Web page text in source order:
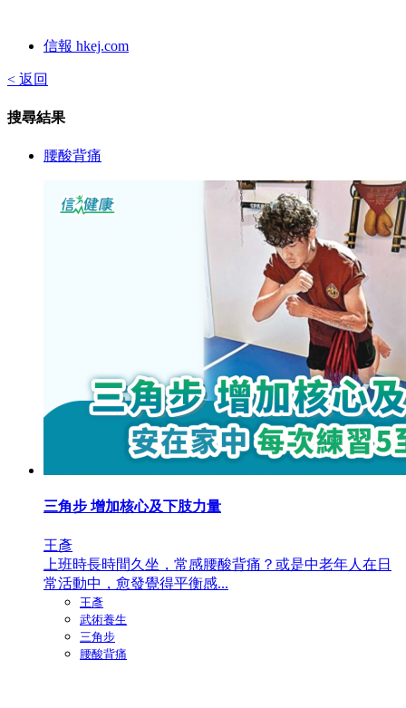
信報 hkej.com
< 返回
搜尋結果
腰酸背痛
三角步 增加核心及下肢力量
王彥
上班時長時間久坐，常感腰酸背痛？或是中老年人在日
常活動中，愈發覺得平衡感...
王彥
武術養生
三角步
腰酸背痛